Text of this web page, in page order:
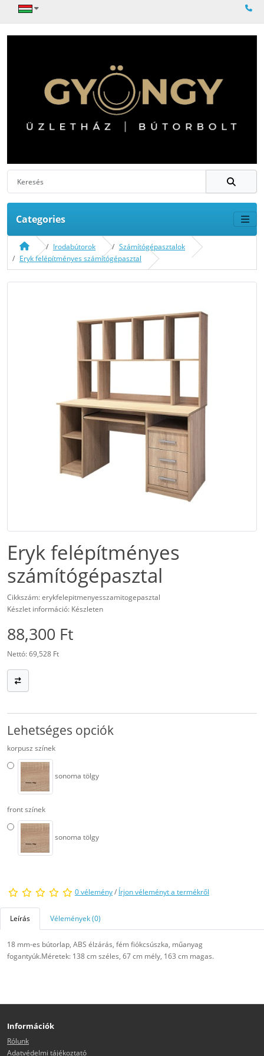
Categories
Irodabútorok
Számítógépasztalok
Eryk felépítményes számítógépasztal
Eryk felépítményes
számítógépasztal
Cikkszám: erykfelepitmenyesszamitogepasztal
Készlet információ: Készleten
88,300 Ft
Nettó: 69,528 Ft
Lehetséges opciók
korpusz színek
sonoma tölgy
front színek
sonoma tölgy
0 vélemény/ Írjon véleményt a termékről
Leírás Vélemények (0)
18 mm-es bútorlap, ABS élzárás, fém fiókcsúszka, műanyag
fogantyúk.Méretek: 138 cm széles, 67 cm mély, 163 cm magas.
Információk
Rólunk
Adatvédelmi tájékoztató